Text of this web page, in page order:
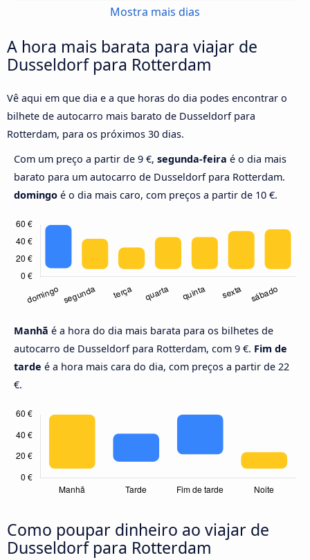
Mostra mais dias
A hora mais barata para viajar de
Dusseldorf para Rotterdam
Vê aqui em que dia e a que horas do dia podes encontrar o
bilhete de autocarro mais barato de Dusseldorf para
Rotterdam, para os próximos 30 dias.
Com um preço a partir de 9 €, segunda-feira é o dia mais
barato para um autocarro de Dusseldorf para Rotterdam.
domingo é o dia mais caro, com preços a partir de 10 €.
Manhã é a hora do dia mais barata para os bilhetes de
autocarro de Dusseldorf para Rotterdam, com 9 €. Fim de
tarde é a hora mais cara do dia, com preços a partir de 22
€.
Como poupar dinheiro ao viajar de
Dusseldorf para Rotterdam